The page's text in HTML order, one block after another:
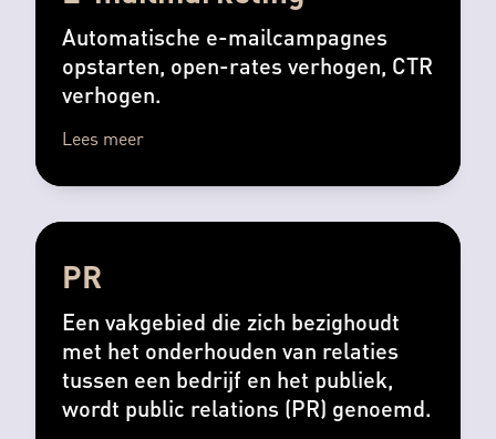
Automatische e-mailcampagnes
opstarten, open-rates verhogen, CTR
verhogen.
Lees meer
PR
Een vakgebied die zich bezighoudt
met het onderhouden van relaties
tussen een bedrijf en het publiek,
wordt public relations (PR) genoemd.